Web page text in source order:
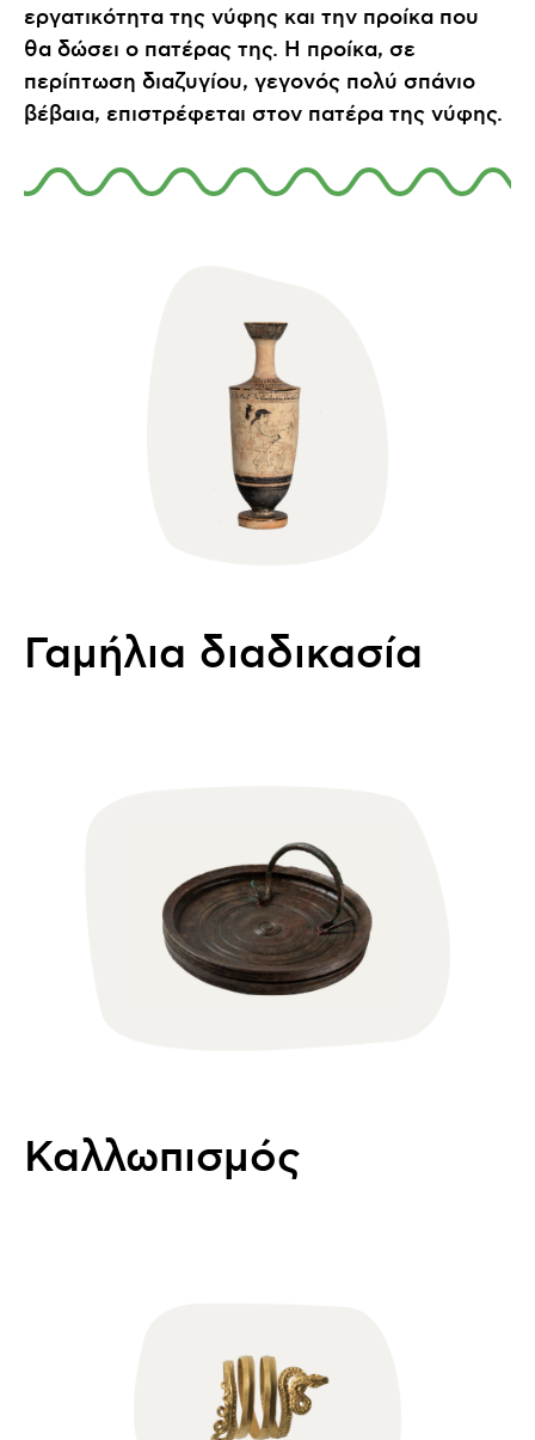
εργατικότητα της νύφης και την προίκα που
θα δώσει ο πατέρας της. Η προίκα, σε
περίπτωση διαζυγίου, γεγονός πολύ σπάνιο
βέβαια, επιστρέφεται στον πατέρα της νύφης.
Γαμήλια διαδικασία
Καλλωπισμός